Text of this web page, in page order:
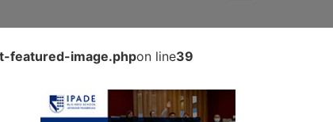
featured-image.phpon line39